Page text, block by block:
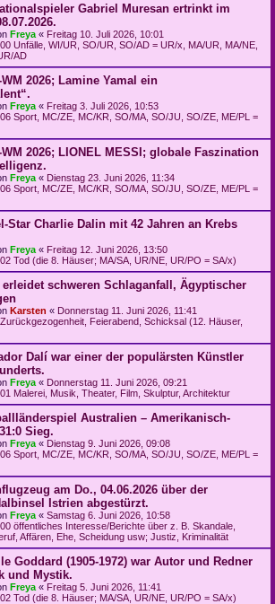
Gabriel Muresan ertrinkt im
Freya « Freitag 10. Juli 2026, 10:01
Unfälle, WI/UR, SO/UR, SO/AD = UR/x, MA/UR, MA/NE,
AD
WM 2026; Lamine Yamal ein
Freya « Freitag 3. Juli 2026, 10:53
Sport, MC/ZE, MC/KR, SO/MA, SO/JU, SO/ZE, ME/PL =
WM 2026; LIONEL MESSI; globale Faszination
Freya « Dienstag 23. Juni 2026, 11:34
Sport, MC/ZE, MC/KR, SO/MA, SO/JU, SO/ZE, ME/PL =
Star Charlie Dalin mit 42 Jahren an Krebs
Freya « Freitag 12. Juni 2026, 13:50
Tod (die 8. Häuser; MA/SA, UR/NE, UR/PO = SA/x)
erleidet schweren Schlaganfall, Ägyptischer
Karsten « Donnerstag 11. Juni 2026, 11:41
Feierabend, Schicksal (12. Häuser,
Dalí war einer der populärsten Künstler
Freya « Donnerstag 11. Juni 2026, 09:21
Malerei, Musik, Theater, Film, Skulptur, Architektur
Australien – Amerikanisch-
Sieg.
Freya « Dienstag 9. Juni 2026, 09:08
Sport, MC/ZE, MC/KR, SO/MA, SO/JU, SO/ZE, ME/PL =
am Do., 04.06.2026 über der
Istrien abgestürzt.
Freya « Samstag 6. Juni 2026, 10:58
öffentliches Interesse/Berichte über z. B. Skandale,
Affären, Ehe, Scheidung usw; Justiz, Kriminalität
Goddard (1905-1972) war Autor und Redner
und Mystik.
Freya « Freitag 5. Juni 2026, 11:41
Tod (die 8. Häuser; MA/SA, UR/NE, UR/PO = SA/x)